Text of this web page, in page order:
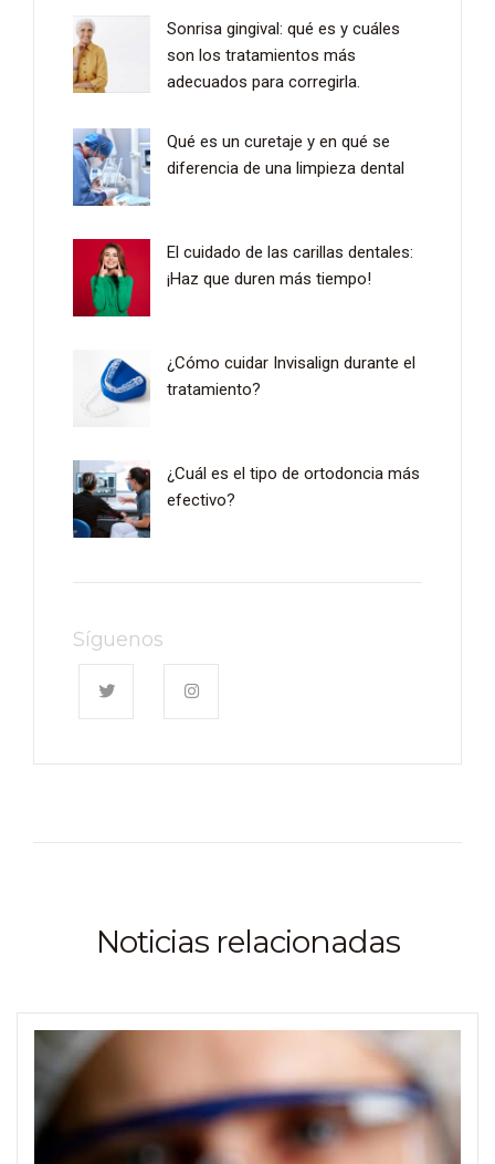
Sonrisa gingival: qué es y cuáles
son los tratamientos más
adecuados para corregirla.
Qué es un curetaje y en qué se
diferencia de una limpieza dental
El cuidado de las carillas dentales:
¡Haz que duren más tiempo!
¿Cómo cuidar Invisalign durante el
tratamiento?
¿Cuál es el tipo de ortodoncia más
efectivo?
Síguenos
Noticias relacionadas